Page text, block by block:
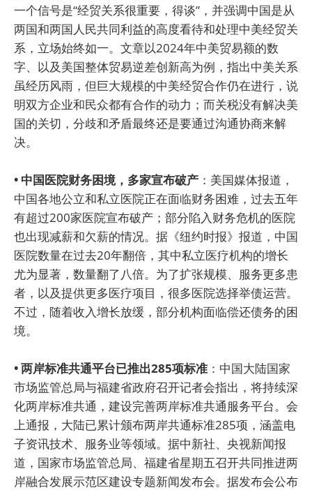
一个信号是“经贸关系很重要，得谈”，并强调中国是从
两国和两国人民共同利益的高度看待和处理中美经贸关
系，立场始终如一。文章以2024年中美贸易额的数
字、以及美国整体贸易逆差创新高为例，指出中美关系
虽经历风雨，但巨大规模的中美经贸合作仍在进行，说
明双方企业和民众都有合作的动力；而关税没有解决美
国的关切，分歧和矛盾最终还是要通过沟通协商来解
决。
• 中国医院财务困境，多家宣布破产 ：美国媒体报道，
中国各地公立和私立医院正在面临财务困难，过去五年
有超过200家医院宣布破产；部分陷入财务危机的医院
也出现减薪和欠薪的情况。据《纽约时报》报道，中国
医院数量在过去20年翻倍，其中私立医疗机构的增长
尤为显著，数量翻了八倍。为了扩张规模、服务更多患
者，以及提供更多医疗项目，很多医院选择举债运营。
不过，随着收入增长放缓，部分机构面临偿还债务的困
境。
• 两岸标准共通平台已推出285项标准 ：中国大陆国家
市场监管总局与福建省政府召开记者会指出，将持续深
化两岸标准共通，建设完善两岸标准共通服务平台。会
上通报，大陆已累计颁布两岸共通标准285项，涵盖电
子资讯技术、服务业等领域。据中新社、央视新闻报
道，国家市场监管总局、福建省星期五召开共同推进两
岸融合发展示范区建设专题新闻发布会。据发布会公布